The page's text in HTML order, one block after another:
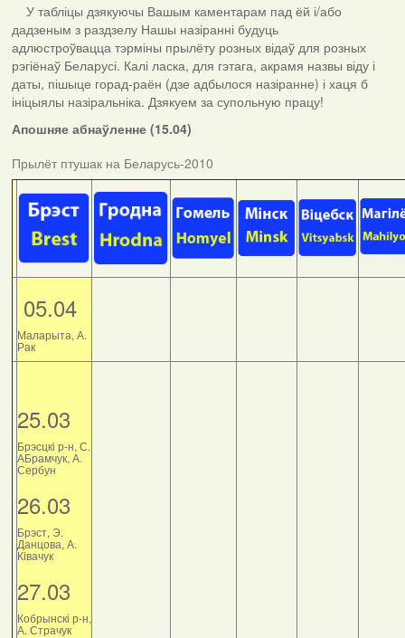
У табліцы дзякуючы Вашым каментарам пад ёй і/або
дадзеным з раздзелу Нашы назіранні будуць
адлюстроўвацца тэрміны прылёту розных відаў для розных
рэгіёнаў Беларусі. Калі ласка, для гэтага, акрамя назвы віду і
даты, пішыце горад-раён (дзе адбылося назіранне) і хаця б
ініцыялы назіральніка. Дзякуем за супольную працу!
Апошняе абнаўленне (15.04)
Прылёт птушак на Беларусь-2010
05.04
Маларыта, А.
Рак
25.03
Брэсцкі р-н, С.
АБрамчук, А.
Сербун
26.03
Брэст, Э.
Данцова, А.
Ківачук
27.03
Кобрынскі р-н,
А. Страчук